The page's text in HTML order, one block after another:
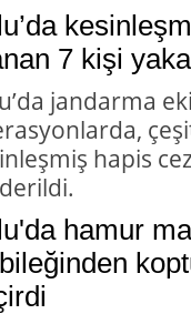
7 kişi
jandarma
hapis
hamur